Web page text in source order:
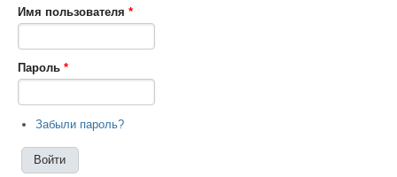
Имя пользователя *
Пароль *
Забыли пароль?